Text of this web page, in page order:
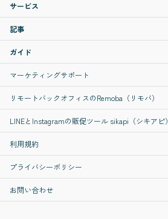
サービス
記事
ガイド
マーケティングサポート
リモートバックオフィスのRemoba（リモバ）
LINEとInstagramの販促ツール sikapi（シキアピ）
利用規約
プライバシーポリシー
お問い合わせ